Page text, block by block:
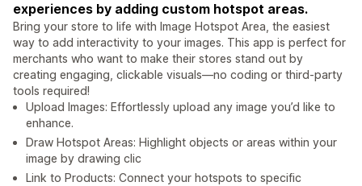
experiences by adding custom hotspot areas.
Bring your store to life with Image Hotspot Area, the easiest
way to add interactivity to your images. This app is perfect for
merchants who want to make their stores stand out by
creating engaging, clickable visuals—no coding or third-party
tools required!
Upload Images: Effortlessly upload any image you’d like to
enhance.
Draw Hotspot Areas: Highlight objects or areas within your
image by drawing clic
Link to Products: Connect your hotspots to specific